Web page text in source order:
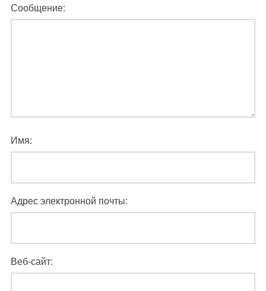
Сообщение:
Имя:
Адрес электронной почты:
Веб-сайт: